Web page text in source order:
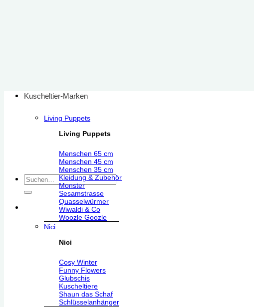
Suchen
Kuscheltier-Marken
Living Puppets
Living Puppets
Menschen 65 cm
Menschen 45 cm
Menschen 35 cm
Kleidung & Zubehör
Monster
Sesamstrasse
Quasselwürmer
Wiwaldi & Co
Woozle Goozle
Nici
Nici
Cosy Winter
Funny Flowers
Glubschis
Kuscheltiere
Shaun das Schaf
Schlüsselanhänger